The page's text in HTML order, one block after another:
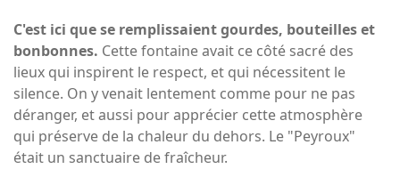
C'est ici que se remplissaient gourdes, bouteilles et
bonbonnes. Cette fontaine avait ce côté sacré des
lieux qui inspirent le respect, et qui nécessitent le
silence. On y venait lentement comme pour ne pas
déranger, et aussi pour apprécier cette atmosphère
qui préserve de la chaleur du dehors. Le "Peyroux"
était un sanctuaire de fraîcheur.